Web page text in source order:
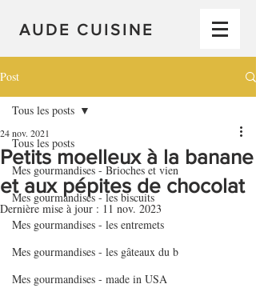
AUDE CUISINE
Post
Tous les posts
Mes gourmandises - Brioches et vien
Mes gourmandises - les biscuits
Mes gourmandises - les entremets
Mes gourmandises - les gâteaux du b
Mes gourmandises - made in USA
Tous les posts
Petits moelleux à la banane
et aux pépites de chocolat
24 nov. 2021
Dernière mise à jour : 11 nov. 2023